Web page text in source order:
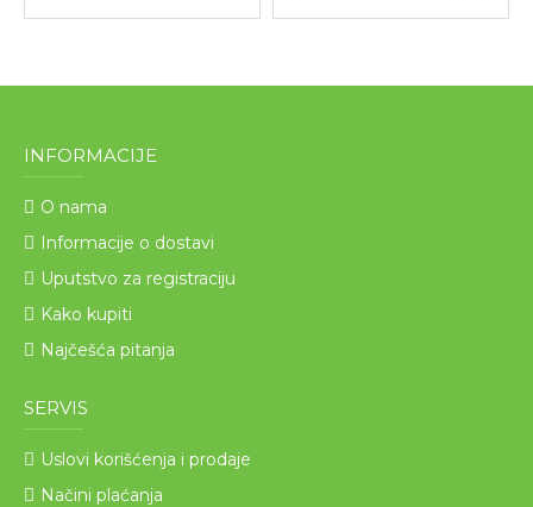
INFORMACIJE
O nama
Informacije o dostavi
Uputstvo za registraciju
Kako kupiti
Najčešća pitanja
SERVIS
Uslovi korišćenja i prodaje
Načini plaćanja